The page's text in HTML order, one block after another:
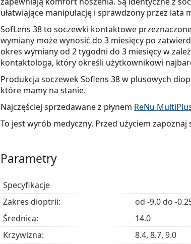
ułatwiające manipulację i sprawdzony przez lata
SofLens 38 to soczewki kontaktowe
wymiany może wynosić do 3 miesięcy po
okres wymiany od 2 tygodni do 3 miesięcy w
kontaktologa, który określi użytkownikowi
Produkcja soczewek Soflens 38 w plusowych
które mamy na stanie.
Najczęściej sprzedawane z płynem ReNu
To jest wyrób medyczny. Przed użyciem
Parametry
Specyfikacje
Zakres dioptrii:
od -9.0 do -
Średnica:
14.0
Krzywizna:
8.4, 8.7, 9.0